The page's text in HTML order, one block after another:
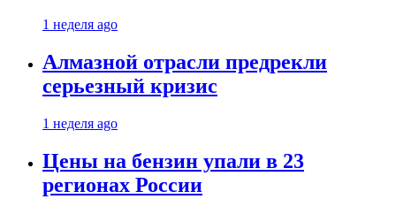
1 неделя ago
Алмазной отрасли предрекли
серьезный кризис
1 неделя ago
Цены на бензин упали в 23
регионах России